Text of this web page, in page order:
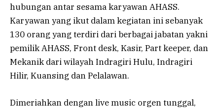
hubungan antar sesama karyawan AHASS.
Karyawan yang ikut dalam kegiatan ini sebanyak
130 orang yang terdiri dari berbagai jabatan yakni
pemilik AHASS, Front desk, Kasir, Part keeper, dan
Mekanik dari wilayah Indragiri Hulu, Indragiri
Hilir, Kuansing dan Pelalawan.
Dimeriahkan dengan live music orgen tunggal,